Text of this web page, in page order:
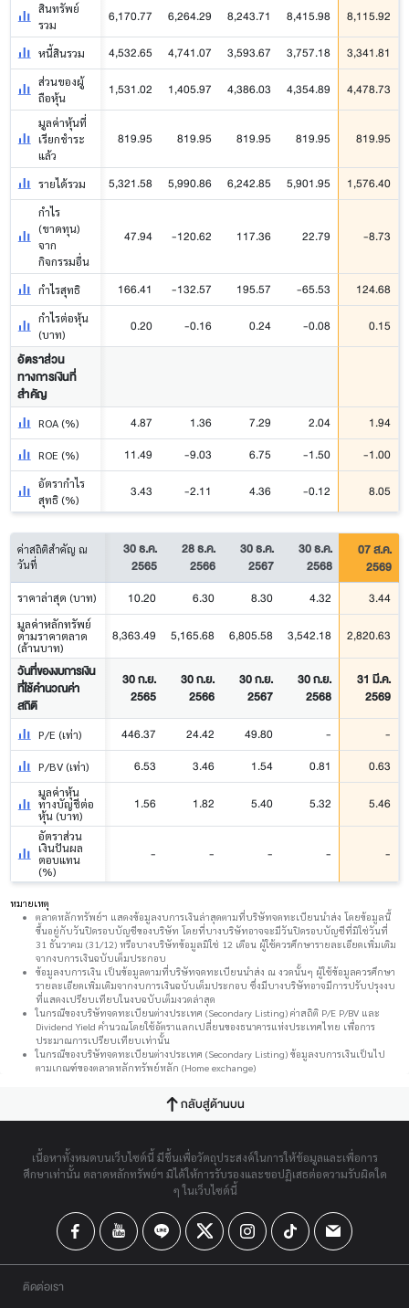
สินทรัพย์
รวม
6,170.77 6,264.29 8,243.71 8,415.98 8,115.92
หนี้สินรวม 4,532.65 4,741.07 3,593.67 3,757.18 3,341.81
ส่วนของผู้
ถือหุ้น
1,531.02 1,405.97 4,386.03 4,354.89 4,478.73
มูลค่าหุ้นที่
เรียกชำระ
แล้ว
819.95 819.95 819.95 819.95 819.95
รายได้รวม 5,321.58 5,990.86 6,242.85 5,901.95 1,576.40
กำไร
(ขาดทุน)
จาก
กิจกรรมอื่น
47.94 -120.62 117.36 22.79 -8.73
กำไรสุทธิ 166.41 -132.57 195.57 -65.53 124.68
กำไรต่อหุ้น
(บาท)
0.20 -0.16 0.24 -0.08
0.15
อัตราส่วน
ทางการเงินที่
สำคัญ
ROA (%) 4.87 1.36 7.29 2.04 1.94
ROE (%) 11.49 -9.03 6.75 -1.50 -1.00
อัตรากำไร
สุทธิ (%)
3.43 -2.11 4.36 -0.12 8.05
ค่าสถิติสำคัญ ณ
วันที่
30 ธ.ค.
2565
28 ธ.ค.
2566
30 ธ.ค.
2567
30 ธ.ค.
2568
07 ส.ค.
2569
ราคาล่าสุด (บาท) 10.20 6.30 8.30 4.32 3.44
มูลค่าหลักทรัพย์
ตามราคาตลาด
(ล้านบาท)
8,363.49 5,165.68 6,805.58 3,542.18
2,820.63
วันที่ของงบการเงิน
ที่ใช้คำนวณค่า
สถิติ
30 ก.ย.
2565
30 ก.ย.
2566
30 ก.ย.
2567
30 ก.ย.
2568
31 มี.ค.
2569
P/E (เท่า) 446.37 24.42 49.80 - -
P/BV (เท่า) 6.53 3.46 1.54 0.81 0.63
มูลค่าหุ้น
ทางบัญชีต่อ
หุ้น (บาท)
1.56 1.82 5.40 5.32 5.46
อัตราส่วน
เงินปันผล
ตอบแทน
(%)
- - - - -
หมายเหตุ
ตลาดหลักทรัพย์ฯ แสดงข้อมูลงบการเงินล่าสุดตามที่บริษัทจดทะเบียนนำส่ง โดยข้อมูลนี้
ขึ้นอยู่กับวันปิดรอบบัญชีของบริษัท โดยที่บางบริษัทอาจจะมีวันปิดรอบบัญชีที่มิใช่วันที่
31 ธันวาคม (31/12) หรือบางบริษัทข้อมูลมิใช่ 12 เดือน ผู้ใช้ควรศึกษารายละเอียดเพิ่มเติม
จากงบการเงินฉบับเต็มประกอบ
ข้อมูลงบการเงิน เป็นข้อมูลตามที่บริษัทจดทะเบียนนำส่ง ณ งวดนั้นๆ ผู้ใช้ข้อมูลควรศึกษา
รายละเอียดเพิ่มเติมจากงบการเงินฉบับเต็มประกอบ ซึ่งมีบางบริษัทอาจมีการปรับปรุงงบ
ที่แสดงเปรียบเทียบในงบฉบับเต็มงวดล่าสุด
ในกรณีของบริษัทจดทะเบียนต่างประเทศ (Secondary Listing) ค่าสถิติ P/E P/BV และ
Dividend Yield คำนวณโดยใช้อัตราแลกเปลี่ยนของธนาคารแห่งประเทศไทย เพื่อการ
ประมาณการเปรียบเทียบเท่านั้น
ในกรณีของบริษัทจดทะเบียนต่างประเทศ (Secondary Listing) ข้อมูลงบการเงินเป็นไป
ตามเกณฑ์ของตลาดหลักทรัพย์หลัก (Home exchange)
กลับสู่ด้านบน
เนื้อหาทั้งหมดบนเว็บไซต์นี้ มีขึ้นเพื่อวัตถุประสงค์ในการให้ข้อมูลและเพื่อการ
ศึกษาเท่านั้น ตลาดหลักทรัพย์ฯ มิได้ให้การรับรองและขอปฏิเสธต่อความรับผิดใด
ๆ ในเว็บไซต์นี้
ติดต่อเรา